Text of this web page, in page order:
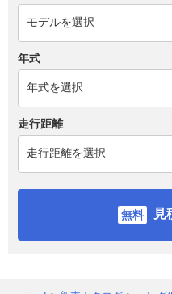
年式
走行距離
見